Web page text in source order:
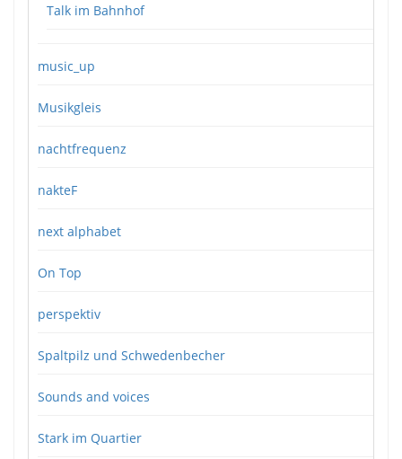
Talk im Bahnhof
music_up
Musikgleis
nachtfrequenz
nakteF
next alphabet
On Top
perspektiv
Spaltpilz und Schwedenbecher
Sounds and voices
Stark im Quartier